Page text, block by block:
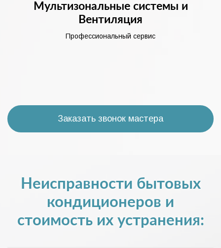
Мультизональные системы и
Вентиляция
Профессиональный сервис
Заказать звонок мастера
Неисправности бытовых
кондиционеров и
стоимость их устранения: